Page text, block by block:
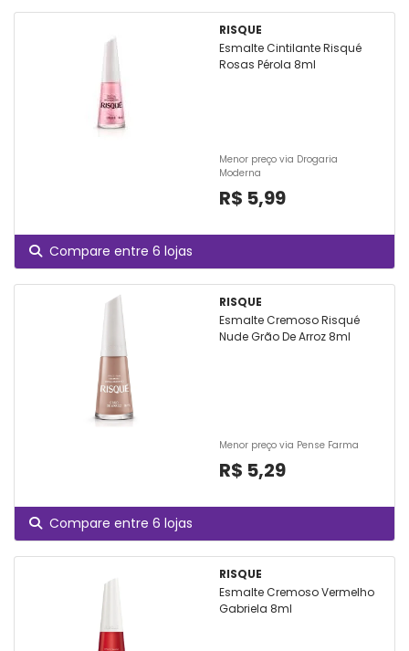
RISQUE
Esmalte Cintilante Risqué
Rosas Pérola 8ml
Menor preço via Drogaria
Moderna
R$ 5,99
Compare entre 6 lojas
RISQUE
Esmalte Cremoso Risqué
Nude Grão De Arroz 8ml
Menor preço via Pense Farma
R$ 5,29
Compare entre 6 lojas
RISQUE
Esmalte Cremoso Vermelho
Gabriela 8ml